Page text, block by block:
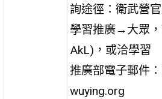
詢途徑：衛武營
學習推廣→大眾
AkL)，或洽學習
推廣部電子郵件
wuying.org